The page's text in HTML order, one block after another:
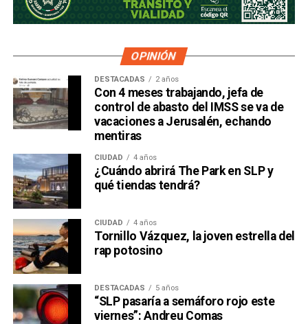
OPINIÓN
DESTACADAS 2 años
Con 4 meses trabajando, jefa de
control de abasto del IMSS se va de
vacaciones a Jerusalén, echando
mentiras
CIUDAD 4 años
¿Cuándo abrirá The Park en SLP y
qué tiendas tendrá?
CIUDAD 4 años
Tornillo Vázquez, la joven estrella del
rap potosino
DESTACADAS 5 años
“SLP pasaría a semáforo rojo este
viernes”: Andreu Comas